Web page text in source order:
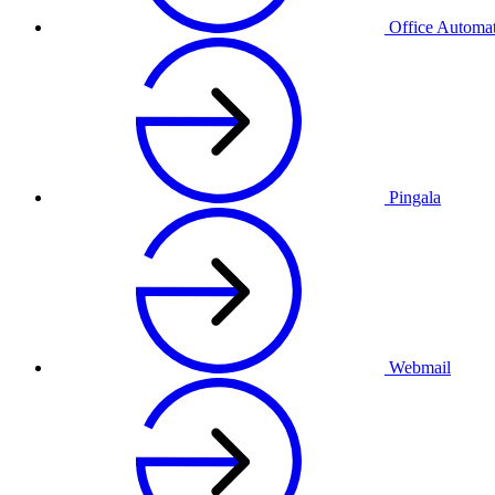
Office
Pingala
Webmail